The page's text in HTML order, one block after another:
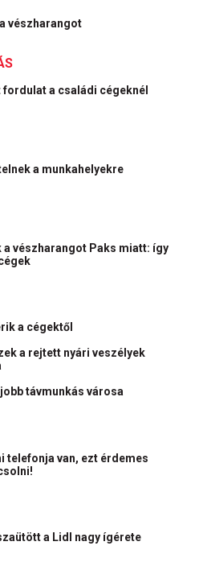
vészharangot
fordulat a családi cégeknél
a munkahelyekre
a vészharangot Paks miatt: így
a cégektől
a rejtett nyári veszélyek
távmunkás városa
telefonja van, ezt érdemes
a Lidl nagy ígérete